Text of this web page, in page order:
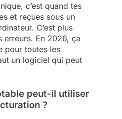
c’est quand tes
et reçues sous un
C’est plus
erreurs. En 2026, ça
pour toutes les
un logiciel qui peut
peut-il utiliser
?